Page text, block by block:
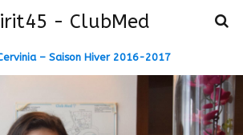
- ClubMed
– Saison Hiver 2016-2017